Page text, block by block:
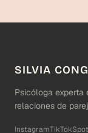
SILVIA
Psicóloga
relaciones de
InstagramTikTok